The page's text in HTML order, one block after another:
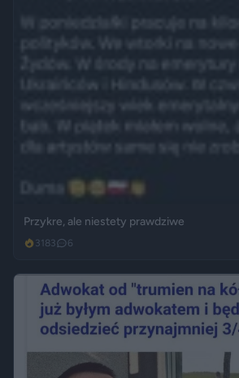
Przykre, ale niestety prawdziwe
3183 6